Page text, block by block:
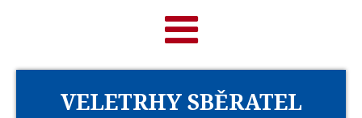
VELETRHY SBĚRATEL